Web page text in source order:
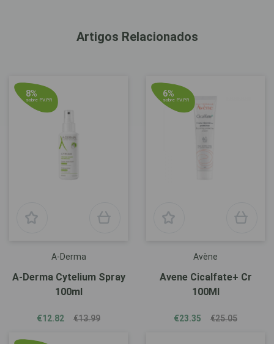
Artigos Relacionados
8%
sobre P.V.P.R
A-Derma
A-Derma Cytelium Spray
100ml
€12.82 €13.99
6%
sobre P.V.P.R
Avène
Avene Cicalfate+ Cr
100Ml
€23.35 €25.05